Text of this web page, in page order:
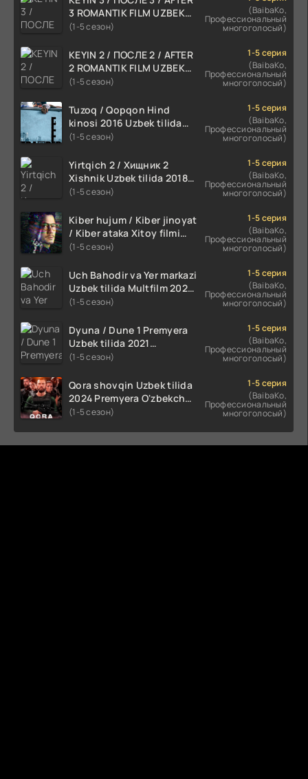
3 ROMANTIK FILM UZBEK
TILIDA 2021 TARJIMA FILM
(1-5 сезон)
(BaibaKo,
Профессиональный
многоголосый)
KEYIN 2 / ПОСЛЕ 2 / AFTER
2 ROMANTIK FILM UZBEK
TILIDA 2020 TARJIMA FILM
(1-5 сезон)
1-5 серия
(BaibaKo,
Профессиональный
многоголосый)
Tuzoq / Qopqon Hind
kinosi 2016 Uzbek tilida
tarjima film HD
(1-5 сезон)
1-5 серия
(BaibaKo,
Профессиональный
многоголосый)
Yirtqich 2 / Хищник 2
Xishnik Uzbek tilida 2018-
2024 O'zbekcha tarjima
(1-5 сезон)
1-5 серия
(BaibaKo,
Профессиональный
многоголосый)
Kiber hujum / Kiber jinoyat
/ Kiber ataka Xitoy filmi
Uzbek tilida O'zbekcha
HD skachat
(1-5 сезон)
1-5 серия
(BaibaKo,
Профессиональный
многоголосый)
Uch Bahodir va Yer markazi
Uzbek tilida Multfilm 2025
tarjima HD skachat
(1-5 сезон)
1-5 серия
(BaibaKo,
Профессиональный
многоголосый)
Dyuna / Dune 1 Premyera
Uzbek tilida 2021
O'zbekcha tarjima kino HD
(1-5 сезон)
1-5 серия
(BaibaKo,
Профессиональный
многоголосый)
Qora shovqin Uzbek tilida
2024 Premyera O'zbekcha
tarjima kino HD skachat
(1-5 сезон)
1-5 серия
(BaibaKo,
Профессиональный
многоголосый)